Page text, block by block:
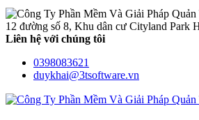
12 đường số 8, Khu dân cư Cityland Park
Liên hệ với chúng tôi
0398083621
duykhai@3tsoftware.vn